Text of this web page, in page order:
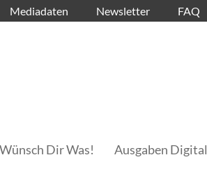
Mediadaten Newsletter FAQ
Wünsch Dir Was! Ausgaben Digital